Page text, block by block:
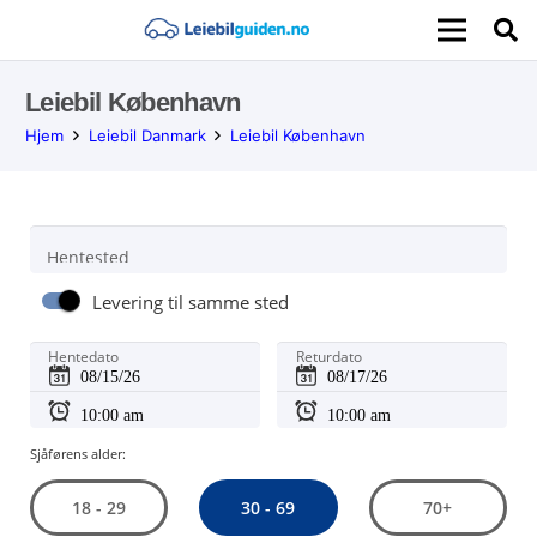
Leiebil København
Hjem Leiebil Danmark Leiebil København
Hentested
Levering til samme sted
Hentedato Returdato
Sjåførens alder:
18 - 29 30 - 69 70+